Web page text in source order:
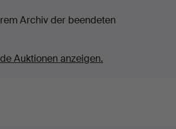
Archiv der beendeten
Auktionen anzeigen.